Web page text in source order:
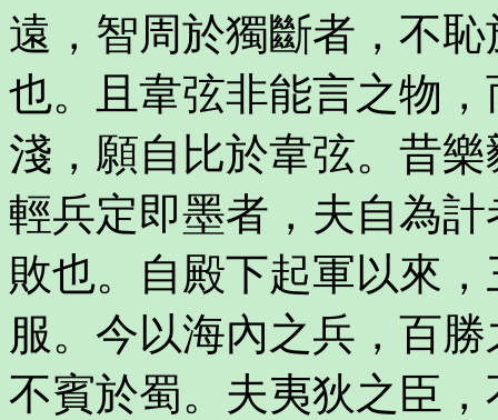
遠，智周於獨斷者，不
也。且韋弦非能言之物
淺，願自比於韋弦。昔
輕兵定即墨者，夫自為
敗也。自殿下起軍以來
服。今以海內之兵，百
不賓於蜀。夫夷狄之臣